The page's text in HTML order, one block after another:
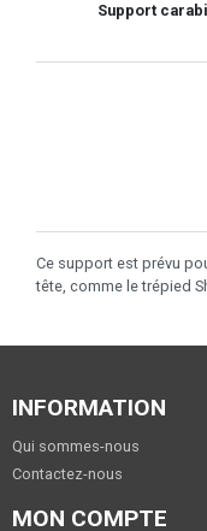
Support
Ce support est prévu
tête, comme le trépied
INFORMATION
Qui sommes-nous
Contactez-nous
MON COMPTE